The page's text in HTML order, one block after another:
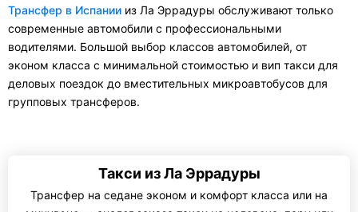
Трансфер в Испании из Ла Эррадуры обслуживают только
современные автомобили с профессиональными
водителями. Большой выбор классов автомобилей, от
эконом класса с минимальной стоимостью и вип такси для
деловых поездок до вместительных микроавтобусов для
групповых трансферов.
Такси из Ла Эррадуры
Трансфер на седане эконом и комфорт класса или на